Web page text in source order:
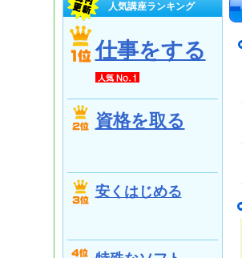
人気講座ランキング
仕事をする
資格を取る
安くはじめる